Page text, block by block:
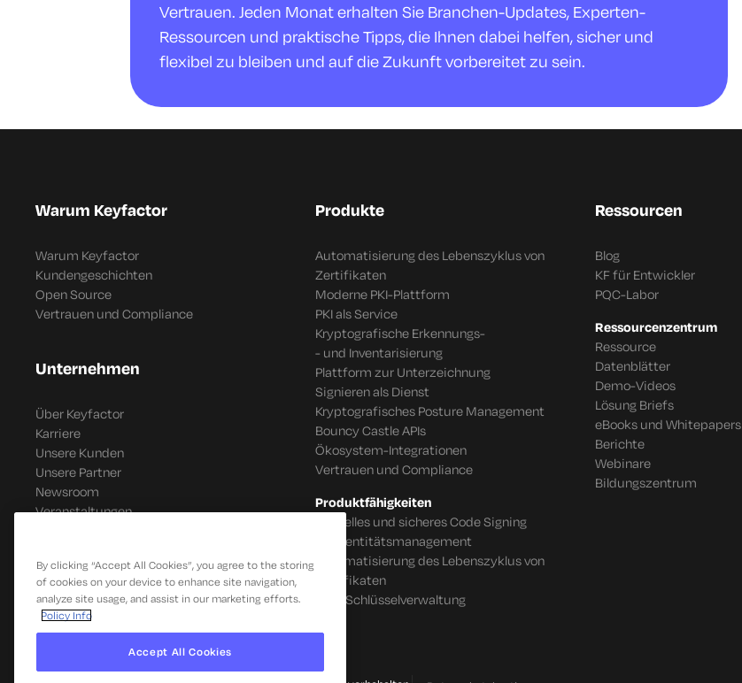
Vertrauen. Jeden Monat erhalten Sie Branchen-Updates, Experten-
Ressourcen und praktische Tipps, die Ihnen dabei helfen, sicher und
flexibel zu bleiben und auf die Zukunft vorbereitet zu sein.
Warum Keyfactor
Warum Keyfactor
Kundengeschichten
Open Source
Vertrauen und Compliance
Unternehmen
Über Keyfactor
Karriere
Unsere Kunden
Unsere Partner
Newsroom
Veranstaltungen
Produkte
Automatisierung des Lebenszyklus von
Zertifikaten
Moderne PKI-Plattform
PKI als Service
Kryptografische Erkennungs-
- und Inventarisierung
Plattform zur Unterzeichnung
Signieren als Dienst
Kryptografisches Posture Management
Bouncy Castle APIs
Ökosystem-Integrationen
Vertrauen und Compliance
Produktfähigkeiten
Schnelles und sicheres Code Signing
IoT Identitätsmanagement
Automatisierung des Lebenszyklus von
Zertifikaten
SSH-Schlüsselverwaltung
Ressourcen
Blog
KF für Entwickler
PQC-Labor
Ressourcenzentrum
Ressource
Datenblätter
Demo-Videos
Lösung Briefs
eBooks und Whitepapers
Berichte
Webinare
Bildungszentrum
By clicking “Accept All Cookies”, you agree to the storing
of cookies on your device to enhance site navigation,
analyze site usage, and assist in our marketing efforts.
Policy Info
Accept All Cookies